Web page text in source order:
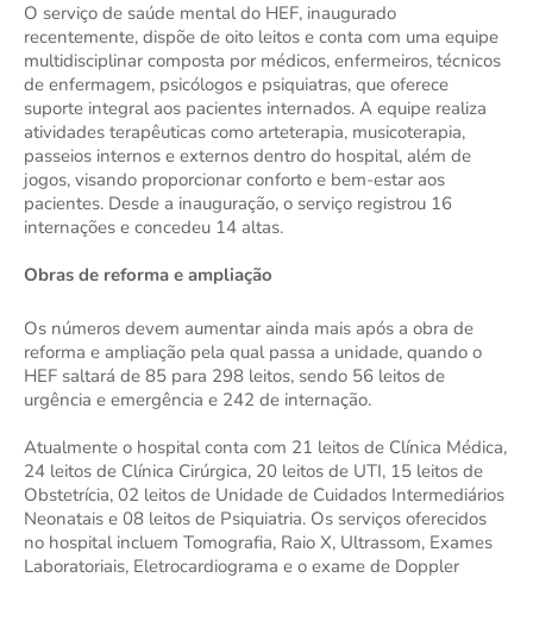
O serviço de saúde mental do HEF, inaugurado
recentemente, dispõe de oito leitos e conta com uma equipe
multidisciplinar composta por médicos, enfermeiros, técnicos
de enfermagem, psicólogos e psiquiatras, que oferece
suporte integral aos pacientes internados. A equipe realiza
atividades terapêuticas como arteterapia, musicoterapia,
passeios internos e externos dentro do hospital, além de
jogos, visando proporcionar conforto e bem-estar aos
pacientes. Desde a inauguração, o serviço registrou 16
internações e concedeu 14 altas.
Obras de reforma e ampliação
Os números devem aumentar ainda mais após a obra de
reforma e ampliação pela qual passa a unidade, quando o
HEF saltará de 85 para 298 leitos, sendo 56 leitos de
urgência e emergência e 242 de internação.
Atualmente o hospital conta com 21 leitos de Clínica Médica,
24 leitos de Clínica Cirúrgica, 20 leitos de UTI, 15 leitos de
Obstetrícia, 02 leitos de Unidade de Cuidados Intermediários
Neonatais e 08 leitos de Psiquiatria. Os serviços oferecidos
no hospital incluem Tomografia, Raio X, Ultrassom, Exames
Laboratoriais, Eletrocardiograma e o exame de Doppler